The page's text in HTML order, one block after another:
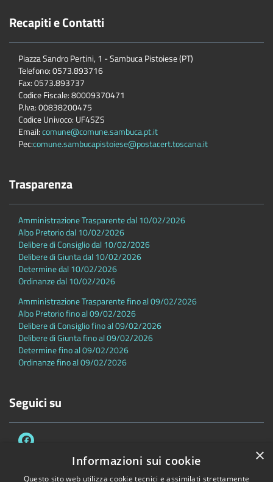
Recapiti e Contatti
Piazza Sandro Pertini, 1 - Sambuca Pistoiese (PT)
Telefono: 0573.893716
Fax: 0573.893737
Codice Fiscale: 80009370471
P.Iva: 00838200475
Codice Univoco: UF4SZS
Email:comune@comune.sambuca.pt.it
Pec:comune.sambucapistoiese@postacert.toscana.it
Trasparenza
Amministrazione Trasparente dal 10/02/2026
Albo Pretorio dal 10/02/2026
Delibere di Consiglio dal 10/02/2026
Delibere di Giunta dal 10/02/2026
Determine dal 10/02/2026
Ordinanze dal 10/02/2026
Amministrazione Trasparente fino al 09/02/2026
Albo Pretorio fino al 09/02/2026
Delibere di Consiglio fino al 09/02/2026
Delibere di Giunta fino al 09/02/2026
Determine fino al 09/02/2026
Ordinanze fino al 09/02/2026
Seguici su
×
Informazioni sui cookie
Questo sito web utilizza cookie tecnici e assimilati strettamente